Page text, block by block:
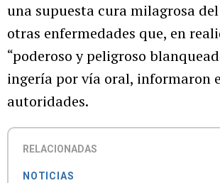
una supuesta cura milagrosa del
otras enfermedades que, en
“poderoso y peligroso
ingería por vía oral, informaron
autoridades.
RELACIONADAS
NOTICIAS